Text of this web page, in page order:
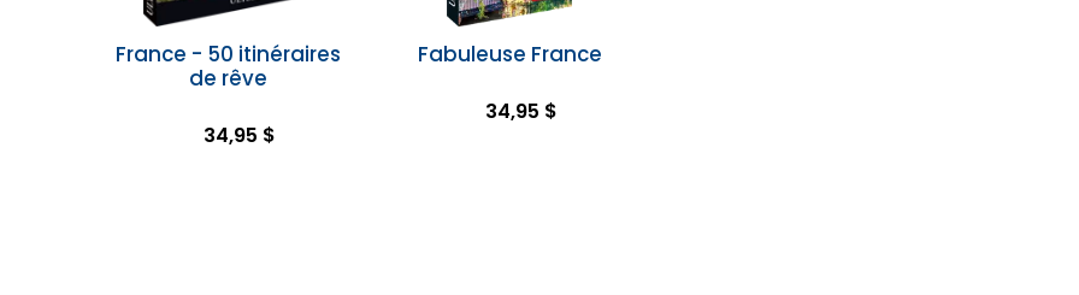
France - 50 itinéraires
de rêve
34,95 $
Fabuleuse France
34,95 $